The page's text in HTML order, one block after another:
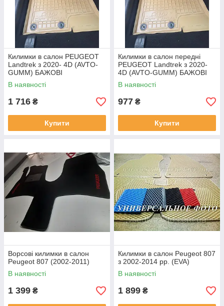
Килимки в салон PEUGEOT
Landtrek з 2020- 4D (AVTO-
GUMM) БАЖОВІ
В наявності
1 716 ₴
Купити
Килимки в салон передні
PEUGEOT Landtrek з 2020-
4D (AVTO-GUMM) БАЖОВІ
В наявності
977 ₴
Купити
Ворсові килимки в салон
Peugeot 807 (2002-2011)
В наявності
1 399 ₴
Килимки в салон Peugeot 807
з 2002-2014 рр. (EVA)
В наявності
1 899 ₴